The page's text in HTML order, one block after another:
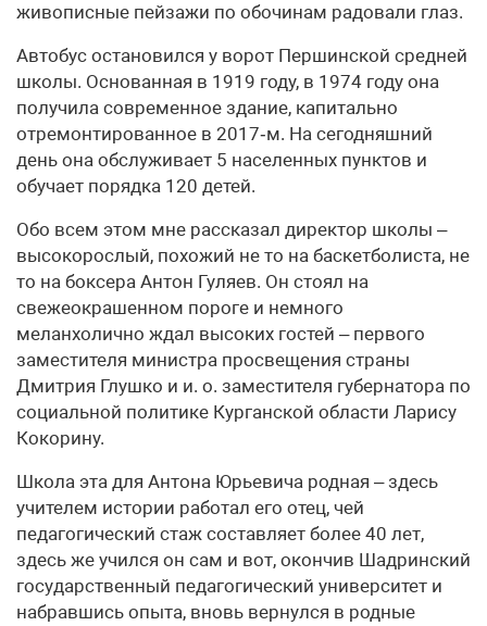
живописные пейзажи по обочинам радовали глаз.
Автобус остановился у ворот Першинской средней
школы. Основанная в 1919 году, в 1974 году она
получила современное здание, капитально
отремонтированное в 2017‑м. На сегодняшний
день она обслуживает 5 населенных пунктов и
обучает порядка 120 детей.
Обо всем этом мне рассказал директор школы –
высокорослый, похожий не то на баскетболиста, не
то на боксера Антон Гуляев. Он стоял на
свежеокрашенном пороге и немного
меланхолично ждал высоких гостей – первого
заместителя министра просвещения страны
Дмитрия Глушко и и. о. заместителя губернатора по
социальной политике Курганской области Ларису
Кокорину.
Школа эта для Антона Юрьевича родная – здесь
учителем истории работал его отец, чей
педагогический стаж составляет более 40 лет,
здесь же учился он сам и вот, окончив Шадринский
государственный педагогический университет и
набравшись опыта, вновь вернулся в родные